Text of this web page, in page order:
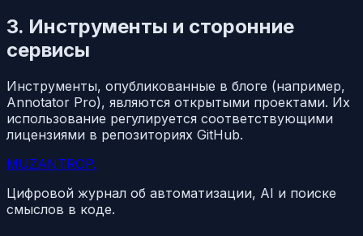
3. Инструменты и сторонние
сервисы
Инструменты, опубликованные в блоге (например,
Annotator Pro), являются открытыми проектами. Их
использование регулируется соответствующими
лицензиями в репозиториях GitHub.
MUZANTROP.
Цифровой журнал об автоматизации, AI и поиске
смыслов в коде.